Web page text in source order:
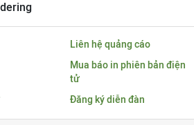
Liên hệ quảng cáo
Mua báo in phiên bản điện
tử
Đăng ký diễn đàn